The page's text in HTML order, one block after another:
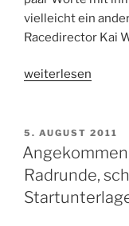
vielleicht ein
Racedirector Kai
„Ironman
hours
to
the
start“
weiterlesen
VERÖFFENTLICHT
AM
5. AUGUST 2011
Radrunde,